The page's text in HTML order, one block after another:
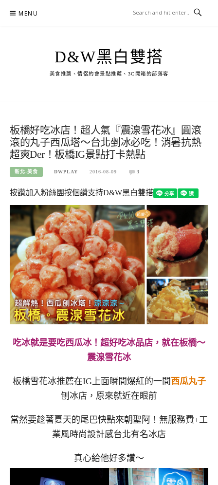
MENU
D&W黑白雙搭
美食推薦、情侶約會景點推薦、3C開箱的部落客
板橋好吃冰店！超人氣『震湶雪花冰』圓滾
滾的丸子西瓜塔～台北剉冰必吃！消暑抗熱
超爽Der！板橋IG景點打卡熱點
新北-美食 DWPLAY 2016-08-09 3
按讚加入粉絲團按個讚支持D&W黑白雙搭
吃冰就是要吃西瓜冰！超好吃冰品店，就在板橋～
震湶雪花冰
板橋雪花冰推薦在IG上面瞬間爆紅的一間 西瓜丸子
刨冰店，原來就近在眼前
當然要趁著夏天的尾巴快點來朝聖阿！無服務費+工
業風時尚設計感台北有名冰店
真心給他好多讚～